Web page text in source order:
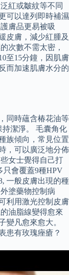
紅或皺紋等不同
可以達列即時補濕
膚品更易被吸
皮膚，減少紅腫及
次數不需太密，
至15分鐘，因肌膚
而加速肌膚水分的
同時蘊含椿花油等
潔淨。 毛囊角化
族傾向，常見位置
，可以廣泛地分佈
女士覺得自己打
只會覆蓋9種HPV
一般皮膚出現的種
塗藥物控制病
利用激光控制皮膚
油脂線變得愈來
變凡愈來愈大。
患有玫瑰痤瘡？